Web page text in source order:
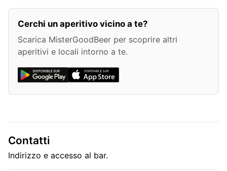
Cerchi un aperitivo vicino a te?
Scarica MisterGoodBeer per scoprire altri
aperitivi e locali intorno a te.
Contatti
Indirizzo e accesso al bar.